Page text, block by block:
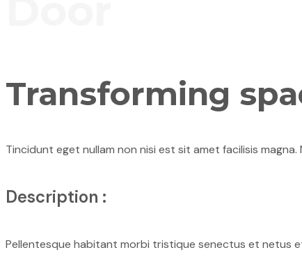
Transforming
Tincidunt eget nullam non nisi est sit amet facilisis
Description :
Pellentesque habitant morbi tristique senectus et netus